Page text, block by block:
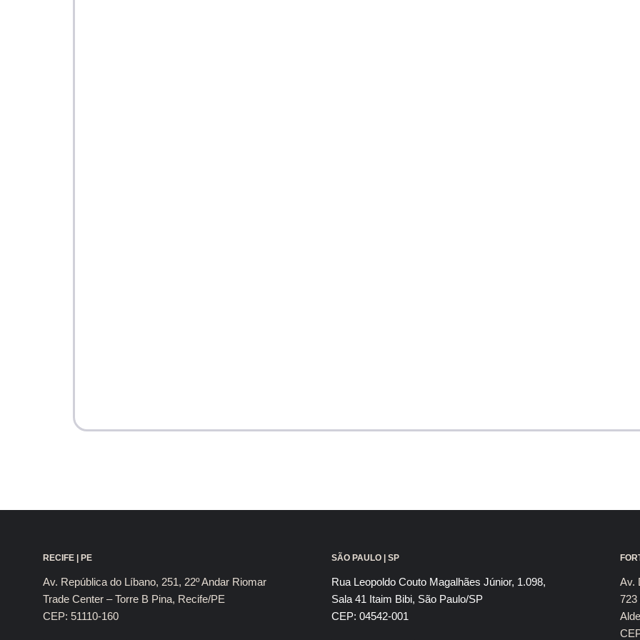
RECIFE | PE
Av. República do Líbano, 251, 22º Andar Riomar
Trade Center – Torre B Pina, Recife/PE
CEP: 51110-160
SÃO PAULO | SP
Rua Leopoldo Couto Magalhães Júnior, 1.098,
Sala 41 Itaim Bibi, São Paulo/SP
CEP: 04542-001
Av.
723